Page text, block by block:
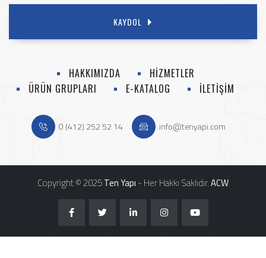
KAYDOL
HAKKIMIZDA
HİZMETLER
ÜRÜN GRUPLARI
E-KATALOG İLETİŞİM
0 (412) 252 52 14 info@tenyapi.com
Copyright © 2025Ten Yapı - Her Hakkı Saklıdır.ACW